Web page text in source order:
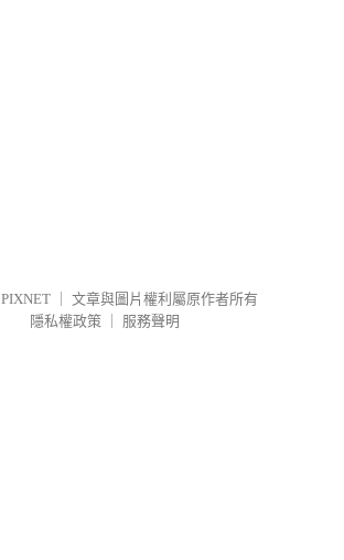
PIXNET
文章與圖片權利屬原作者所有
隱私權政策
服務聲明